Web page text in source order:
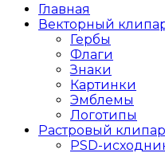
Главная
Векторный
Гербы
Флаги
Знаки
Картинки
Эмблемы
Логотипы
Растровый
PSD-